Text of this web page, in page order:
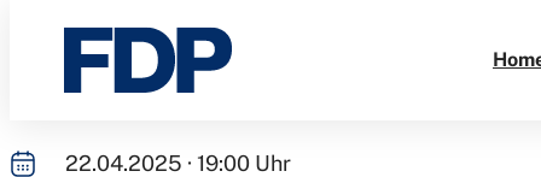
Direkt
Inhalt
Kreisvorstandswahl
22.04.2025 · 19:00 Uhr